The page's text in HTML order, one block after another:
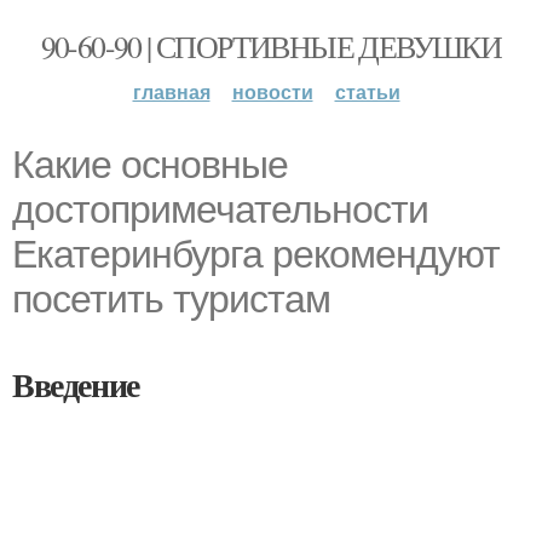
90-60-90 | СПОРТИВНЫЕ ДЕВУШКИ
главная новости статьи
Какие основные
достопримечательности
Екатеринбурга рекомендуют
посетить туристам
Введение